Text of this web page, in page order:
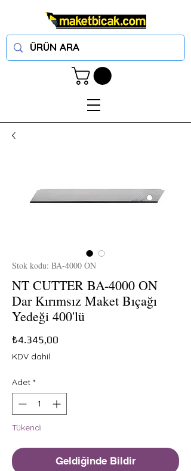
Stok kodu: BA-4000 ON
NT CUTTER BA-4000 ON
Dar Kırımsız Maket Bıçağı
Yedeği 400'lü
₺4.345,00
KDV dahil
Adet *
Tükendi
Geldiğinde Bildir